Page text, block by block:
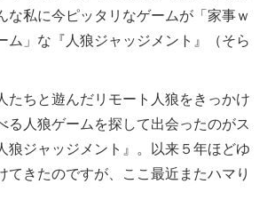
な私に今ピッタリなゲームが「家事ｗ
ム」な『人狼ジャッジメント』（そら
ちと遊んだリモート人狼をきっかけ
る人狼ゲームを探して出会ったのがス
狼ジャッジメント』。以来５年ほどゆ
てきたのですが、ここ最近またハマり